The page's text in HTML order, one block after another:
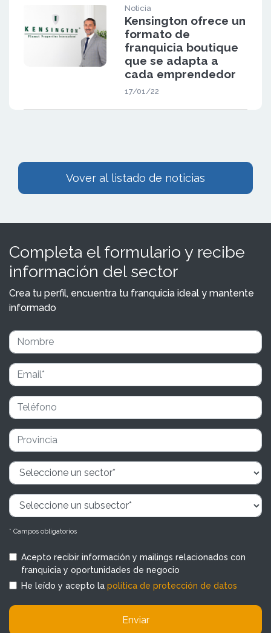
Noticia
Kensington ofrece un
formato de
franquicia boutique
que se adapta a
cada emprendedor
17/01/22
Vover al listado de noticias
Completa el formulario y recibe
información del sector
Crea tu perfil, encuentra tu franquicia ideal y mantente
informado
* Campos obligatorios
Acepto recibir información y mailings relacionados con
franquicia y oportunidades de negocio
He leído y acepto la política de protección de datos
Enviar